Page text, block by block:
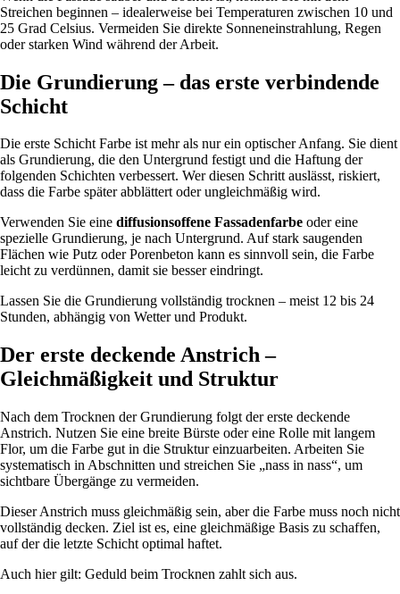
Streichen beginnen – idealerweise bei Temperaturen zwischen 10 und
25 Grad Celsius. Vermeiden Sie direkte Sonneneinstrahlung, Regen
oder starken Wind während der Arbeit.
Die Grundierung – das erste verbindende
Schicht
Die erste Schicht Farbe ist mehr als nur ein optischer Anfang. Sie dient
als Grundierung, die den Untergrund festigt und die Haftung der
folgenden Schichten verbessert. Wer diesen Schritt auslässt, riskiert,
dass die Farbe später abblättert oder ungleichmäßig wird.
Verwenden Sie eine diffusionsoffene Fassadenfarbe oder eine
spezielle Grundierung, je nach Untergrund. Auf stark saugenden
Flächen wie Putz oder Porenbeton kann es sinnvoll sein, die Farbe
leicht zu verdünnen, damit sie besser eindringt.
Lassen Sie die Grundierung vollständig trocknen – meist 12 bis 24
Stunden, abhängig von Wetter und Produkt.
Der erste deckende Anstrich –
Gleichmäßigkeit und Struktur
Nach dem Trocknen der Grundierung folgt der erste deckende
Anstrich. Nutzen Sie eine breite Bürste oder eine Rolle mit langem
Flor, um die Farbe gut in die Struktur einzuarbeiten. Arbeiten Sie
systematisch in Abschnitten und streichen Sie „nass in nass“, um
sichtbare Übergänge zu vermeiden.
Dieser Anstrich muss gleichmäßig sein, aber die Farbe muss noch nicht
vollständig decken. Ziel ist es, eine gleichmäßige Basis zu schaffen,
auf der die letzte Schicht optimal haftet.
Auch hier gilt: Geduld beim Trocknen zahlt sich aus.